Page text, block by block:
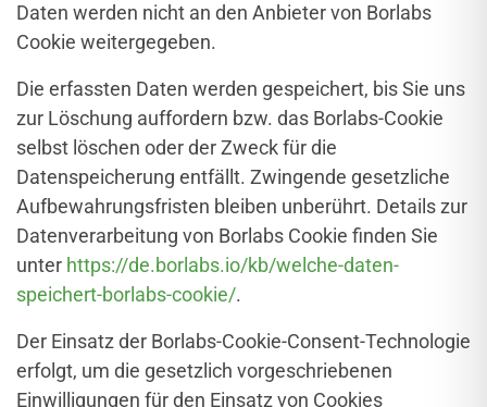
Daten werden nicht an den Anbieter von Borlabs
Cookie weitergegeben.
Die erfassten Daten werden gespeichert, bis Sie uns
zur Löschung auffordern bzw. das Borlabs-Cookie
selbst löschen oder der Zweck für die
Datenspeicherung entfällt. Zwingende gesetzliche
Aufbewahrungsfristen bleiben unberührt. Details zur
Datenverarbeitung von Borlabs Cookie finden Sie
unter https://de.borlabs.io/kb/welche-daten-
speichert-borlabs-cookie/.
Der Einsatz der Borlabs-Cookie-Consent-Technologie
erfolgt, um die gesetzlich vorgeschriebenen
Einwilligungen für den Einsatz von Cookies